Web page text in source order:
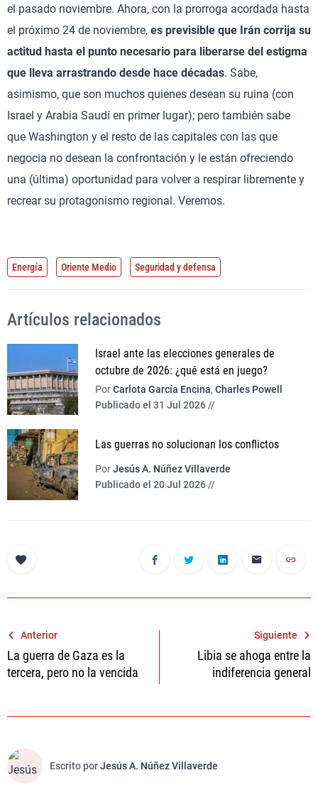
el pasado noviembre. Ahora, con la prorroga acordada hasta
el próximo 24 de noviembre, es previsible que Irán corrija su
actitud hasta el punto necesario para liberarse del estigma
que lleva arrastrando desde hace décadas. Sabe,
asimismo, que son muchos quienes desean su ruina (con
Israel y Arabia Saudí en primer lugar); pero también sabe
que Washington y el resto de las capitales con las que
negocia no desean la confrontación y le están ofreciendo
una (última) oportunidad para volver a respirar libremente y
recrear su protagonismo regional. Veremos.
Energía Oriente Medio Seguridad y defensa
Artículos relacionados
Israel ante las elecciones generales de
octubre de 2026: ¿qué está en juego?
PorCarlota García Encina, Charles Powell
Publicado el 31 Jul 2026 //
Las guerras no solucionan los conflictos
PorJesús A. Núñez Villaverde
Publicado el 20 Jul 2026 //
Navegación
de
entradas
Anterior
La guerra de Gaza es la
tercera, pero no la vencida
Siguiente
Libia se ahoga entre la
indiferencia general
Escrito porJesús A. Núñez Villaverde